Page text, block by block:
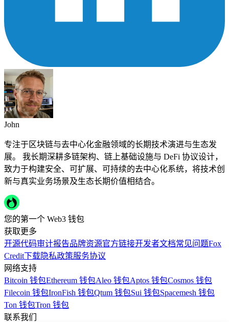
John
专注于区块链与去中心化金融领域的长期技术演进与生态发
展。 我长期深耕多链架构、链上基础设施与 DeFi 协议设计，
致力于构建安全、可扩展、可持续的去中心化系统，将技术创
新与真实业务场景及生态长期价值相结合。
您的第一个 Web3 钱包
获取更多
开源代码审计报告品牌资源官方链接开发者文档常见问题Fox
Credit下载隐私政策服务协议
网络支持
Bitcoin 钱包Ethereum 钱包Aleo 钱包Aptos 钱包Cosmos 钱包
Filecoin 钱包IronFish 钱包Qtum 钱包Sui 钱包Spacemesh 钱包
Ton 钱包Tron 钱包
联系我们